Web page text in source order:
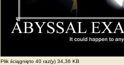
Plik ściągnięto 40 raz(y) 34,36 KB